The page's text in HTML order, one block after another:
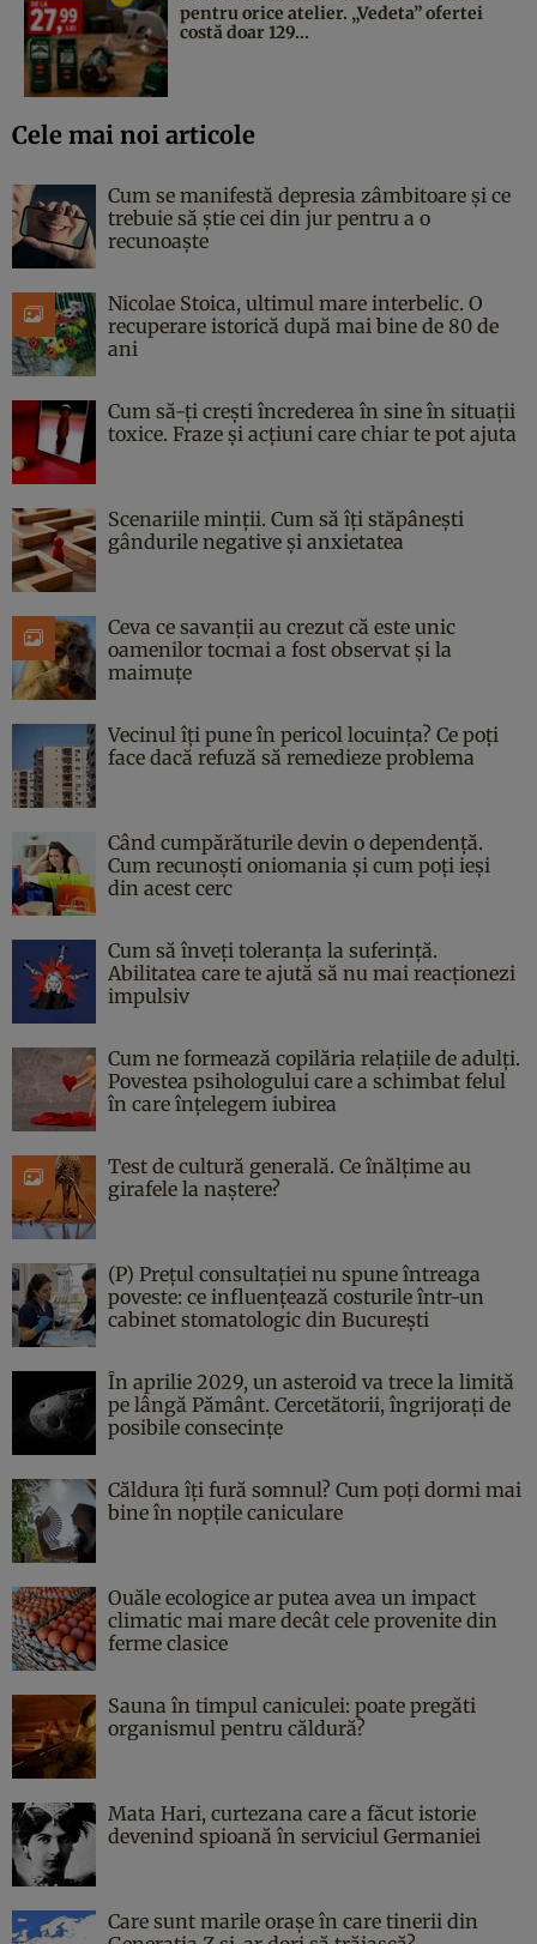
pentru orice atelier. „Vedeta” ofertei
costă doar 129...
Cele mai noi articole
Cum se manifestă depresia zâmbitoare și ce
trebuie să știe cei din jur pentru a o
recunoaște
Nicolae Stoica, ultimul mare interbelic. O
recuperare istorică după mai bine de 80 de
ani
Cum să-ți crești încrederea în sine în situații
toxice. Fraze și acțiuni care chiar te pot ajuta
Scenariile minții. Cum să îți stăpânești
gândurile negative și anxietatea
Ceva ce savanții au crezut că este unic
oamenilor tocmai a fost observat și la
maimuțe
Vecinul îți pune în pericol locuința? Ce poți
face dacă refuză să remedieze problema
Când cumpărăturile devin o dependență.
Cum recunoști oniomania și cum poți ieși
din acest cerc
Cum să înveți toleranța la suferință.
Abilitatea care te ajută să nu mai reacționezi
impulsiv
Cum ne formează copilăria relațiile de adulți.
Povestea psihologului care a schimbat felul
în care înțelegem iubirea
Test de cultură generală. Ce înălțime au
girafele la naștere?
(P) Prețul consultației nu spune întreaga
poveste: ce influențează costurile într-un
cabinet stomatologic din București
În aprilie 2029, un asteroid va trece la limită
pe lângă Pământ. Cercetătorii, îngrijorați de
posibile consecințe
Căldura îți fură somnul? Cum poți dormi mai
bine în nopțile caniculare
Ouăle ecologice ar putea avea un impact
climatic mai mare decât cele provenite din
ferme clasice
Sauna în timpul caniculei: poate pregăti
organismul pentru căldură?
Mata Hari, curtezana care a făcut istorie
devenind spioană în serviciul Germaniei
Care sunt marile orașe în care tinerii din